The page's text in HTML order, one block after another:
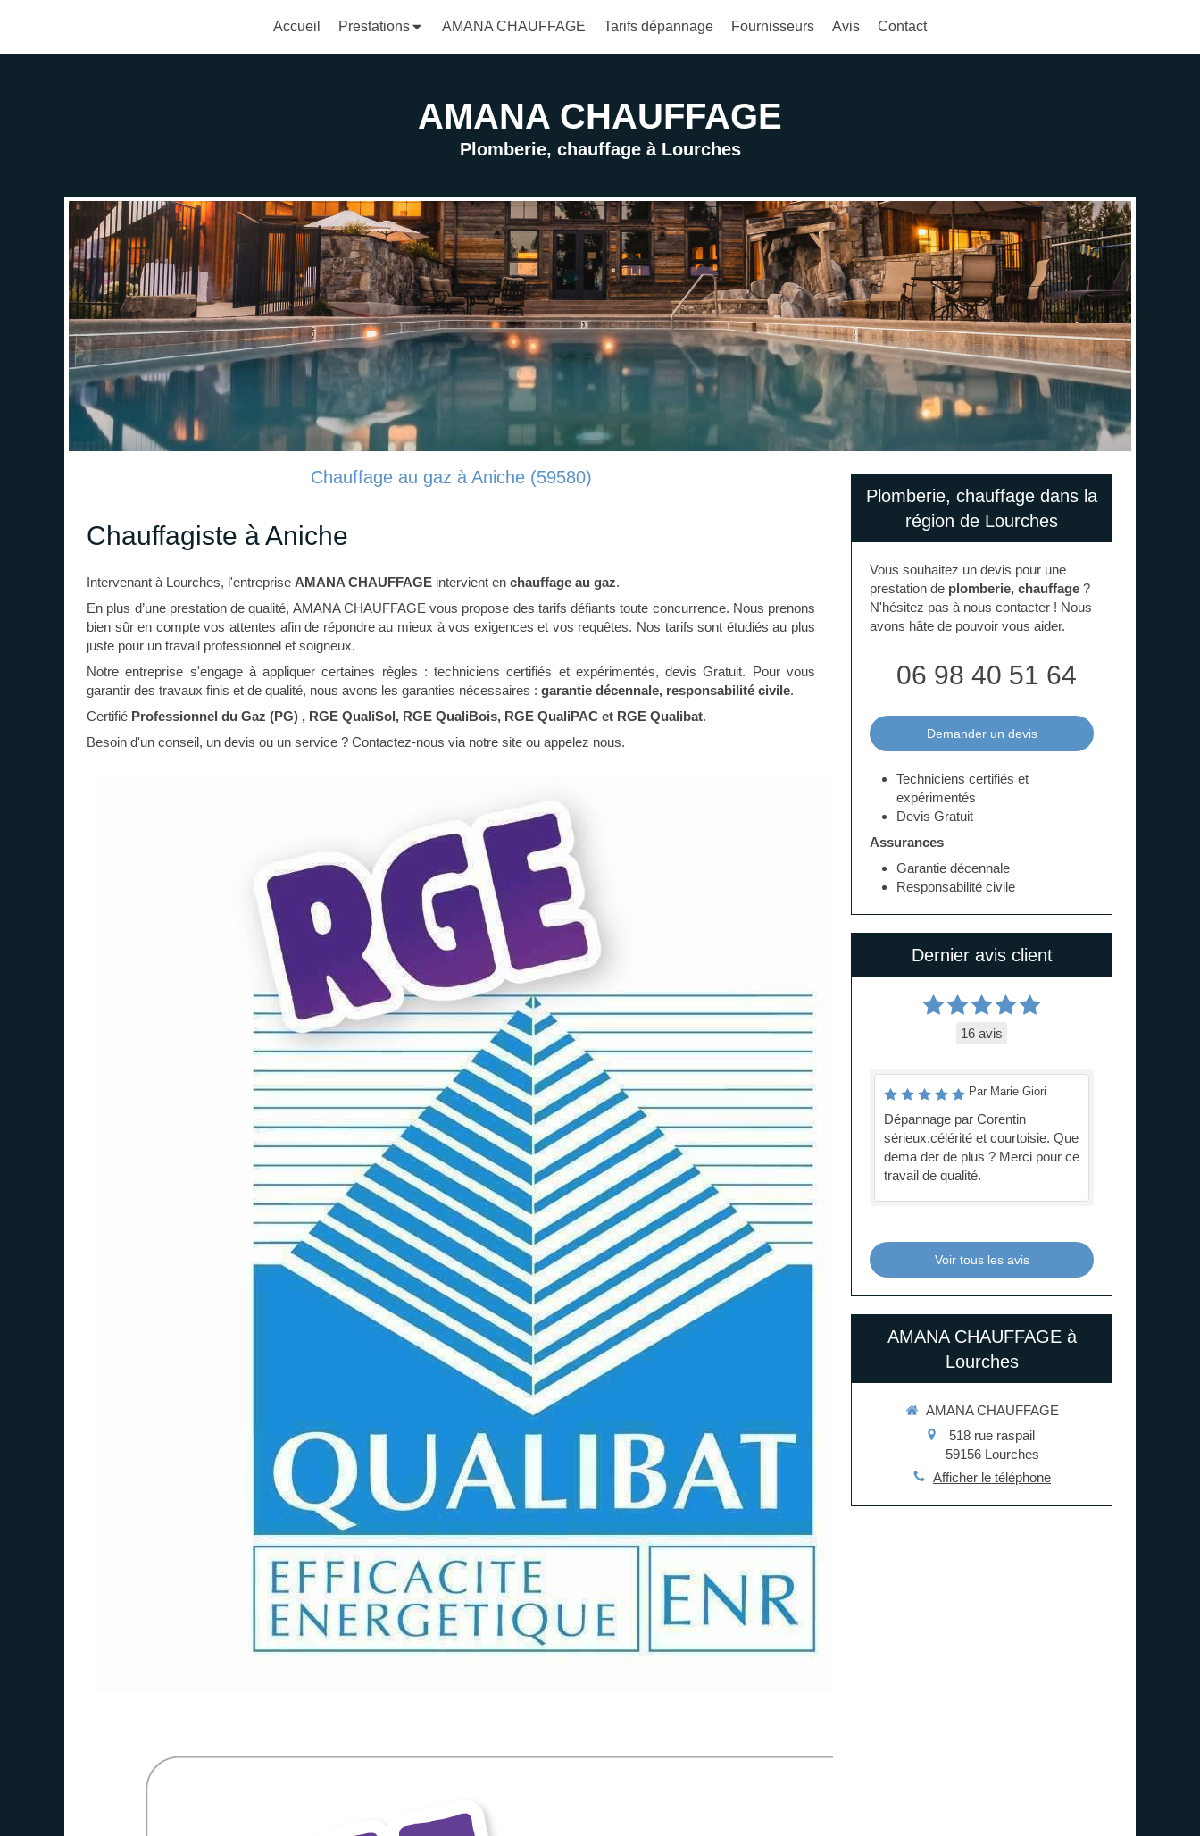
Accueil Prestations AMANA CHAUFFAGE Tarifs dépannage Fournisseurs Avis Contact
AMANA CHAUFFAGE
Plomberie, chauffage à Lourches
Chauffage au gaz à Aniche (59580)
Chauffagiste à Aniche
Intervenant à Lourches, l'entreprise AMANA CHAUFFAGE intervient en chauffage au gaz.
En plus d’une prestation de qualité, AMANA CHAUFFAGE vous propose des tarifs défiants toute concurrence. Nous prenons
bien sûr en compte vos attentes afin de répondre au mieux à vos exigences et vos requêtes. Nos tarifs sont étudiés au plus
juste pour un travail professionnel et soigneux.
Notre entreprise s'engage à appliquer certaines règles : techniciens certifiés et expérimentés, devis Gratuit. Pour vous
garantir des travaux finis et de qualité, nous avons les garanties nécessaires : garantie décennale, responsabilité civile.
Certifié Professionnel du Gaz (PG) , RGE QualiSol, RGE QualiBois, RGE QualiPAC et RGE Qualibat.
Besoin d'un conseil, un devis ou un service ? Contactez-nous via notre site ou appelez nous.
Plomberie, chauffage dans la
région de Lourches
Vous souhaitez un devis pour une
prestation de plomberie, chauffage ?
N'hésitez pas à nous contacter ! Nous
avons hâte de pouvoir vous aider.
06 98 40 51 64
Demander un devis
Techniciens certifiés et
expérimentés
Devis Gratuit
Assurances
Garantie décennale
Responsabilité civile
Dernier avis client
16 avis
Par Marie Giori
Dépannage par Corentin
sérieux,célérité et courtoisie. Que
dema der de plus ? Merci pour ce
travail de qualité.
Voir tous les avis
AMANA CHAUFFAGE à
Lourches
AMANA CHAUFFAGE
518 rue raspail
59156 Lourches
Afficher le téléphone